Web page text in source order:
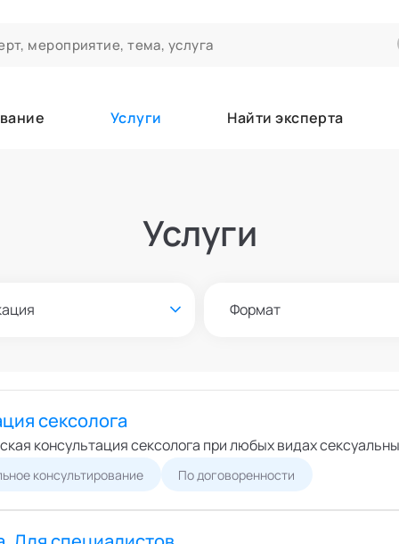
Услуги Найти эксперта
Услуги
организации
Формат
сексолога
консультация сексолога при любых видах
консультирование По договоренности
вы зачисляетесь/уже зачислены в качестве слушателя